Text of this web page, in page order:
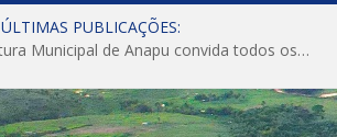
ÚLTIMAS PUBLICAÇÕES:
CONVITE A Prefeitura Municipal de Anapu convida todos os servidores públicos municipais para participarem da Audiência Pública de discussão da Lei de Diretrizes Orçamentárias (LDO), importante instrumento de planejamento das ações e investimentos da Administração Pública para o próximo exercício financeiro.